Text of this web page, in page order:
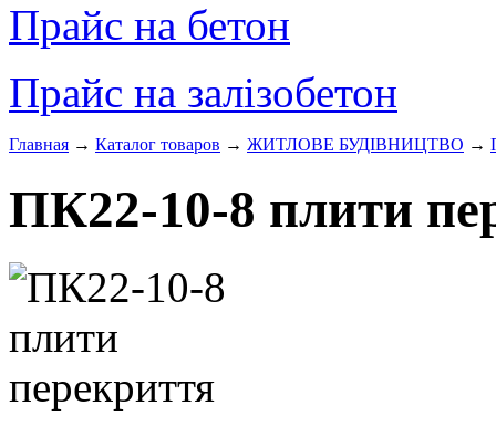
Прайс на бетон
Прайс на залізобетон
Главная → Каталог товаров → ЖИТЛОВЕ БУДIВНИЦТВО →
ПК22-10-8 плити